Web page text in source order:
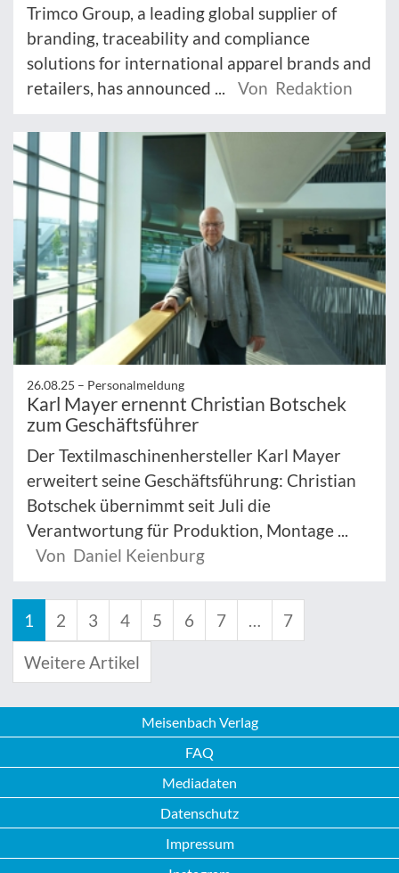
Trimco Group, a leading global supplier of
branding, traceability and compliance
solutions for international apparel brands and
retailers, has announced ...
Von Redaktion
26.08.25 – Personalmeldung
Karl Mayer ernennt Christian Botschek
zum Geschäftsführer
Der Textilmaschinenhersteller Karl Mayer
erweitert seine Geschäftsführung: Christian
Botschek übernimmt seit Juli die
Verantwortung für Produktion, Montage ...
Von Daniel Keienburg
1 2 3 4 5 6 7 … 7
Weitere Artikel
Meisenbach Verlag
FAQ
Mediadaten
Datenschutz
Impressum